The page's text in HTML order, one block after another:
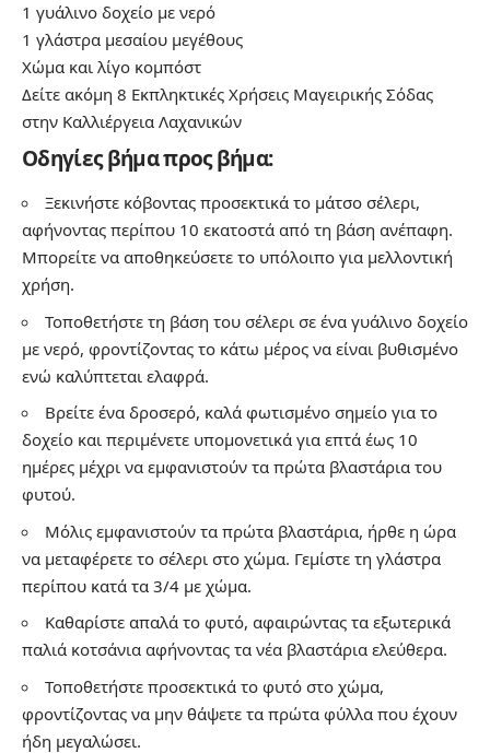
1 γυάλινο δοχείο με νερό
1 γλάστρα μεσαίου μεγέθους
Χώμα και λίγο κομπόστ
Δείτε ακόμη 8 Εκπληκτικές Χρήσεις Μαγειρικής Σόδας
στην Καλλιέργεια Λαχανικών
Οδηγίες βήμα προς βήμα:
Ξεκινήστε κόβοντας προσεκτικά το μάτσο σέλερι,
αφήνοντας περίπου 10 εκατοστά από τη βάση ανέπαφη.
Μπορείτε να αποθηκεύσετε το υπόλοιπο για μελλοντική
χρήση.
Τοποθετήστε τη βάση του σέλερι σε ένα γυάλινο δοχείο
με νερό, φροντίζοντας το κάτω μέρος να είναι βυθισμένο
ενώ καλύπτεται ελαφρά.
Βρείτε ένα δροσερό, καλά φωτισμένο σημείο για το
δοχείο και περιμένετε υπομονετικά για επτά έως 10
ημέρες μέχρι να εμφανιστούν τα πρώτα βλαστάρια του
φυτού.
Μόλις εμφανιστούν τα πρώτα βλαστάρια, ήρθε η ώρα
να μεταφέρετε το σέλερι στο χώμα. Γεμίστε τη γλάστρα
περίπου κατά τα 3/4 με χώμα.
Καθαρίστε απαλά το φυτό, αφαιρώντας τα εξωτερικά
παλιά κοτσάνια αφήνοντας τα νέα βλαστάρια ελεύθερα.
Τοποθετήστε προσεκτικά το φυτό στο χώμα,
φροντίζοντας να μην θάψετε τα πρώτα φύλλα που έχουν
ήδη μεγαλώσει.